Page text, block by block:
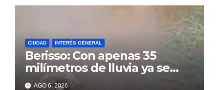
CIUDAD INTERÉS GENERAL
Berisso: Con apenas 35
milímetros de lluvia ya se
sienten los problemas
AGO 6, 2026